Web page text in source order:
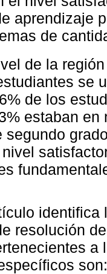
aprendizaje
de
de la
se
de los
estaban
segundo
resolución
a